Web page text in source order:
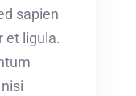
sapien
et ligula.